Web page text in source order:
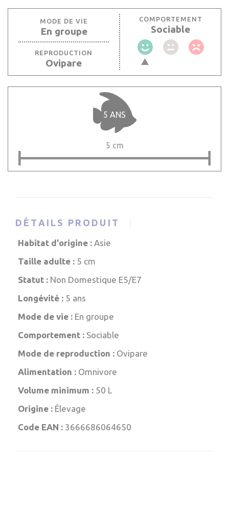
MODE DE VIE
En groupe
REPRODUCTION
Ovipare
COMPORTEMENT
Sociable
5 ANS
5 cm
DÉTAILS PRODUIT
Habitat d'origine : Asie
Taille adulte : 5 cm
Statut : Non Domestique E5/E7
Longévité : 5 ans
Mode de vie : En groupe
Comportement : Sociable
Mode de reproduction : Ovipare
Alimentation : Omnivore
Volume minimum : 50 L
Origine : Élevage
Code EAN : 3666686064650